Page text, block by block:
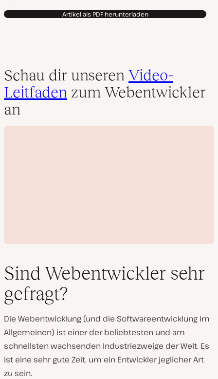
Artikel als PDF herunterladen
Schau dir unseren Video-
Leitfaden zum Webentwickler
an
d
e
o
a
b
s
p
Sind Webentwickler sehr
gefragt?
Die Webentwicklung (und die Softwareentwicklung im
Allgemeinen) ist einer der beliebtesten und am
schnellsten wachsenden Industriezweige der Welt. Es
ist eine sehr gute Zeit, um ein Entwickler jeglicher Art
zu sein.